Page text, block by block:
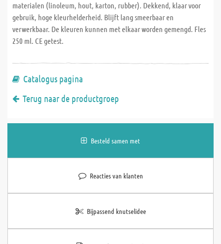
materialen (linoleum, hout, karton, rubber). Dekkend, klaar voor
gebruik, hoge kleurhelderheid. Blijft lang smeerbaar en
verwerkbaar. De kleuren kunnen met elkaar worden gemengd. Fles
250 ml. CE getest.
Catalogus pagina
Terug naar de productgroep
Besteld samen met
Reacties van klanten
Bijpassend knutselidee